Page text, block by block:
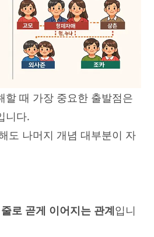
할 때 가장 중요한 출발점은
니다.
도 나머지 개념 대부분이 자
로 곧게 이어지는 관계입니